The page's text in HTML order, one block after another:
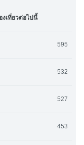
เที่ยวต่อไปนี้
595
532
527
453